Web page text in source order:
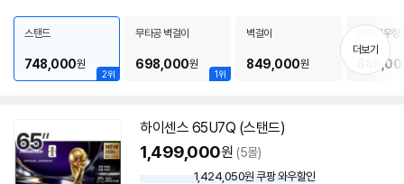
치
기
2위
스탠드
748,000원
1위
무타공 벽걸이
698,000원
벽걸이
849,000원
상하좌우
더보기
하이센스 65U7Q (스탠드)
1,499,000원 (5몰)
1,424,050원 쿠팡 와우할인